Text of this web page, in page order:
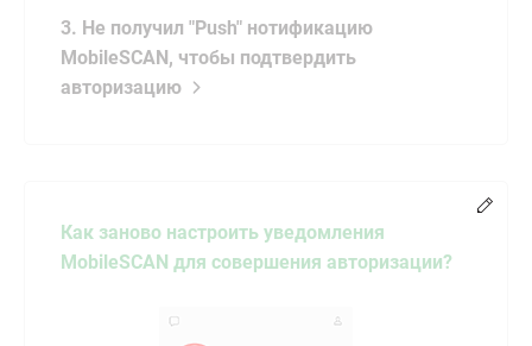
3. Не получил "Push" нотификацию
MobileSCAN, чтобы подтвердить
авторизацию
Как заново настроить уведомления
MobileSCAN для совершения авторизации?